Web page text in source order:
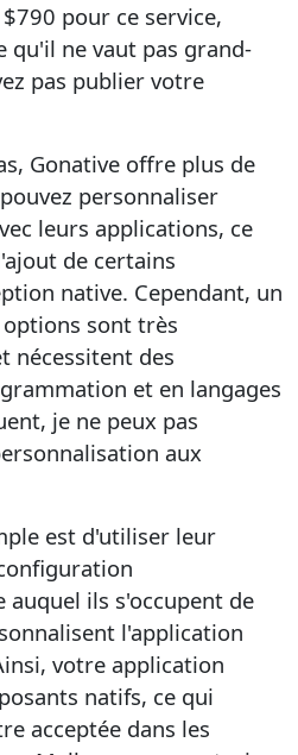
pour ce service,
qu'il ne vaut pas grand-
pas publier votre
Gonative offre plus de
personnaliser
leurs applications, ce
de certains
native. Cependant, un
sont très
nécessitent des
et en langages
je ne peux pas
aux
est d'utiliser leur
auquel ils s'occupent de
l'application
votre application
natifs, ce qui
acceptée dans les